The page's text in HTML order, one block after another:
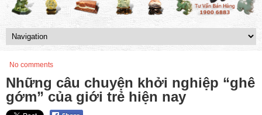
No comments
Những câu chuyện khởi nghiệp “ghê
gớm” của giới trẻ hiện nay